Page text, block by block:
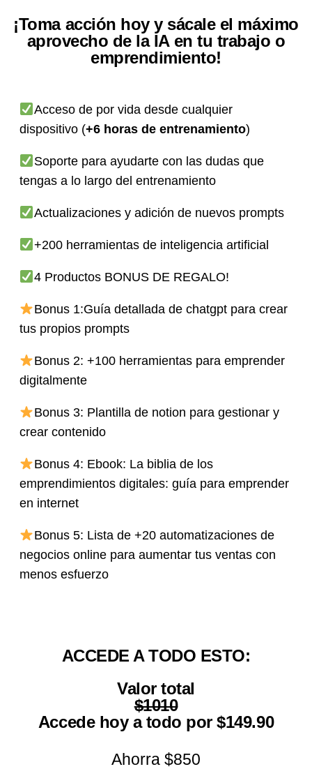
¡Toma acción hoy y sácale el máximo
aprovecho de la IA en tu trabajo o
emprendimiento!
Acceso de por vida desde cualquier
dispositivo (+6 horas de entrenamiento)
Soporte para ayudarte con las dudas que
tengas a lo largo del entrenamiento
Actualizaciones y adición de nuevos prompts
+200 herramientas de inteligencia artificial
4 Productos BONUS DE REGALO!
Bonus 1:Guía detallada de chatgpt para crear
tus propios prompts
Bonus 2: +100 herramientas para emprender
digitalmente
Bonus 3: Plantilla de notion para gestionar y
crear contenido
Bonus 4: Ebook: La biblia de los
emprendimientos digitales: guía para emprender
en internet
Bonus 5: Lista de +20 automatizaciones de
negocios online para aumentar tus ventas con
menos esfuerzo
ACCEDE A TODO ESTO:
Valor total
$1010
Accede hoy a todo por $149.90
Ahorra $850